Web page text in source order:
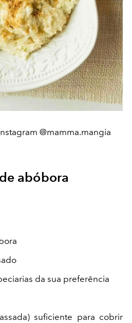
@mamma.mangia
abóbora
da sua preferência
suficiente para cobrir